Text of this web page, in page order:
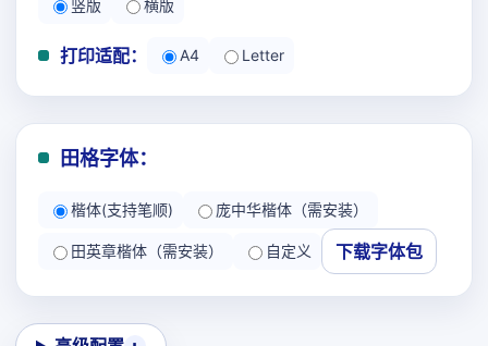
竖版 横版
打印适配： A4 Letter
田格字体：
楷体(支持笔顺) 庞中华楷体（需安装）
田英章楷体（需安装） 自定义 下载字体包